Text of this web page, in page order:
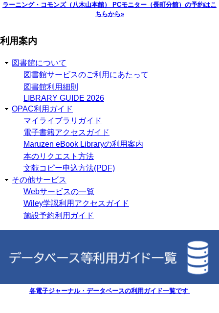
ラーニング・コモンズ（八木山本館） PCモニター（長町分館）の予約はこ
ちらから»
利用案内
図書館について
図書館サービスのご利用にあたって
図書館利用細則
LIBRARY GUIDE 2026
OPAC利用ガイド
マイライブラリガイド
電子書籍アクセスガイド
Maruzen eBook Libraryの利用案内
本のリクエスト方法
文献コピー申込方法(PDF)
その他サービス
Webサービスの一覧
Wiley学認利用アクセスガイド
施設予約利用ガイド
各電子ジャーナル・データベースの利用ガイド一覧です